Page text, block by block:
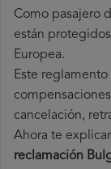
Como pasajero
están
Europea.
Este
cancelación,
Ahora te
reclamación